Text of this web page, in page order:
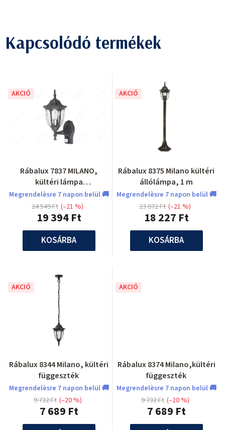
Kapcsolódó termékek
AKCIÓ
Rábalux 7837 MILANO,
kültéri lámpa
mozgásérzékelővel
Megrendelèsre 7 napon belül 🚚
19 394 Ft
24 549 Ft (–21 %)
KOSÁRBA
AKCIÓ
Rábalux 8375 Milano kültéri
állólámpa, 1 m
Megrendelèsre 7 napon belül 🚚
18 227 Ft
23 072 Ft (–21 %)
KOSÁRBA
AKCIÓ
Rábalux 8344 Milano, kültéri
függeszték
Megrendelèsre 7 napon belül 🚚
7 689 Ft
9 732 Ft (–20 %)
AKCIÓ
Rábalux 8374 Milano,kültéri
függeszték
Megrendelèsre 7 napon belül 🚚
7 689 Ft
9 732 Ft (–20 %)